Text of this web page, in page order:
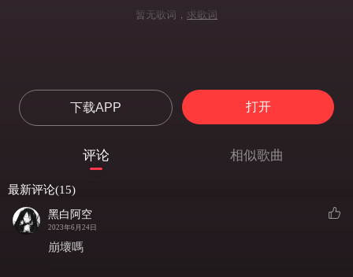
暂无歌词， 求歌词
下载APP 打开
评论 相似歌曲
最新评论(15)
黑白阿空
2023年6月24日
崩壞嗎